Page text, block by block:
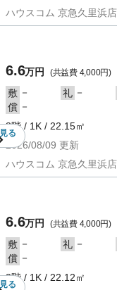
ハウスコム 京急久里浜店
見る
6.6万円 (共益費 4,000円)
敷 － 礼 －
償 －
3階 / 1K / 22.15㎡
2026/08/09 更新
ハウスコム 京急久里浜店
見る
6.6万円 (共益費 4,000円)
敷 － 礼 －
償 －
3階 / 1K / 22.12㎡